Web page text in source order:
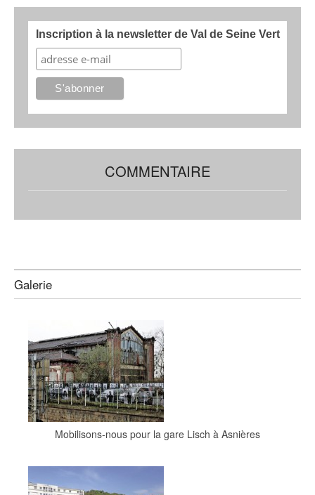
Inscription à la newsletter de Val de Seine Vert
COMMENTAIRE
Galerie
Mobilisons-nous pour la gare Lisch à Asnières